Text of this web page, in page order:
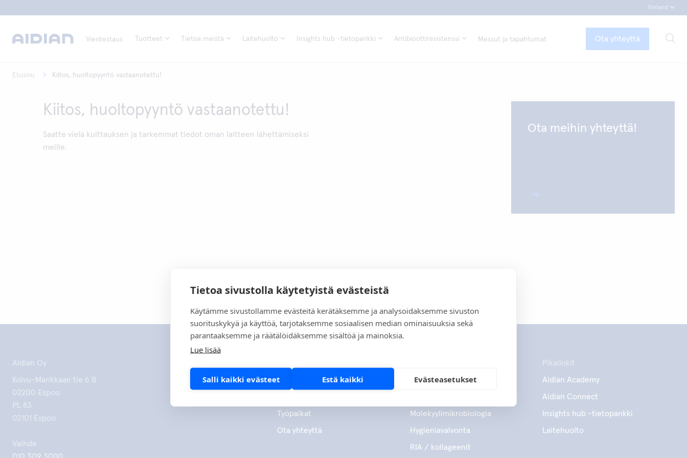
Tietoa sivustolla käytetyistä evästeistä
Käytämme sivustollamme evästeitä kerätäksemme ja analysoidaksemme sivuston
suorituskykyä ja käyttöä, tarjotaksemme sosiaalisen median ominaisuuksia sekä
parantaaksemme ja räätälöidäksemme sisältöä ja mainoksia.
Lue lisää
Salli kaikki evästeet Estä kaikki Evästeasetukset
Finland
Vieritestaus Tuotteet Tietoa meistä Laitehuolto Insights hub -tietopankki Antibioottiresistenssi Messut ja tapahtumat Ota yhteyttä
Etusivu Kiitos, huoltopyyntö vastaanotettu!
Kiitos, huoltopyyntö vastaanotettu!
Saatte vielä kuittauksen ja tarkemmat tiedot oman laitteen lähettämiseksi
meille.
Ota meihin yhteyttä!
Aidian Oy
Koivu-Mankkaan tie 6 B
02200 Espoo
PL 83
02101 Espoo
Vaihde
Tietoa meistä
Työpaikat
Ota yhteyttä
Vieritestaus
Molekyylimikrobiologia
Hygieniavalvonta
RIA / kollageenit
Pikalinkit
Aidian Academy
Aidian Connect
Insights hub -tietopankki
Laitehuolto